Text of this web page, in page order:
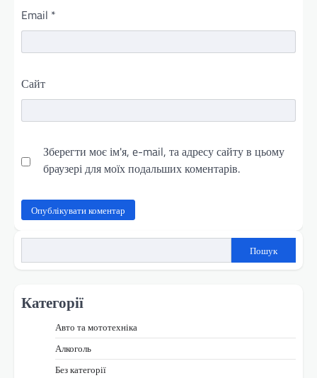
Email *
Сайт
Зберегти моє ім'я, e-mail, та адресу сайту в цьому
браузері для моїх подальших коментарів.
Пошук
Категорії
Авто та мототехніка
Алкоголь
Без категорії